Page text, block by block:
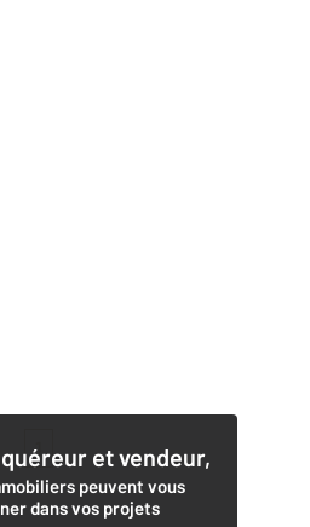
et vendeur,
peuvent vous
dans vos projets
1